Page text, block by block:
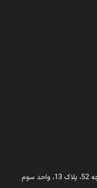
تهران: یوسف‌آباد، خیابان جهان آرا کوچه 52، پلاک 13، واحد سوم